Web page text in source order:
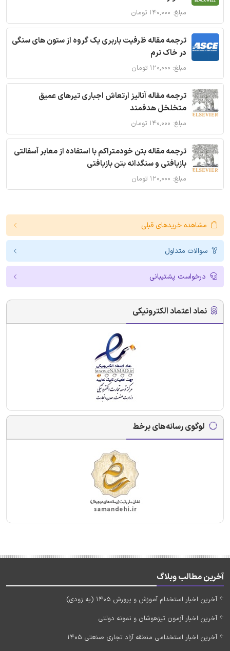
مبلغ: ۱۴۰,۰۰۰ تومان
ترجمه مقاله ظرفیت باربری یک گروه از ستون های سنگی
در خاک نرم
مبلغ: ۱۲۰,۰۰۰ تومان
ترجمه مقاله آنالیز ارتعاش اجباری تیرهای عمیق
متخلخل هدفمند
مبلغ: ۱۴۰,۰۰۰ تومان
ترجمه مقاله بتن خودمتراکم با استفاده از معابر آسفالتی
بازیافتی و سنگدانه بتن بازیافتی
مبلغ: ۱۲۰,۰۰۰ تومان
مشاهده خریدهای قبلی
سوالات متداول
درخواست پشتیبانی
نماد اعتماد الکترونیکی
لوگوی رسانه‌های برخط
آخرین مطالب وبلاگ
آخرین اخبار استخدام آموزش و پرورش 1405 (به زودی)
آخرین اخبار آزمون تیزهوشان و نمونه دولتی
آخرین اخبار استخدامی منطقه آزاد تجاری صنعتی 1405